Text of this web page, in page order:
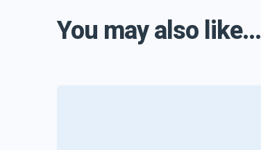
You may also like...